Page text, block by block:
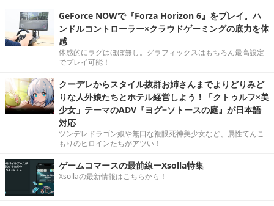
GeForce NOWで『Forza Horizon 6』をプレイ。ハ
ンドルコントローラー×クラウドゲーミングの底力を体
感
体感的にラグはほぼ無し。グラフィックスはもちろん最高設定
でプレイ可能！
クーデレからスタイル抜群お姉さんまでよりどりみど
りな人外娘たちとホテル経営しよう！「クトゥルフ×美
少女」テーマのADV『ヨグ=ソトースの庭』が日本語
対応
ツンデレドラゴン娘や無口な複眼死神美少女など、属性てんこ
もりのヒロインたちがアツい！
ゲームコマースの最前線ーXsolla特集
Xsollaの最新情報はこちらから！